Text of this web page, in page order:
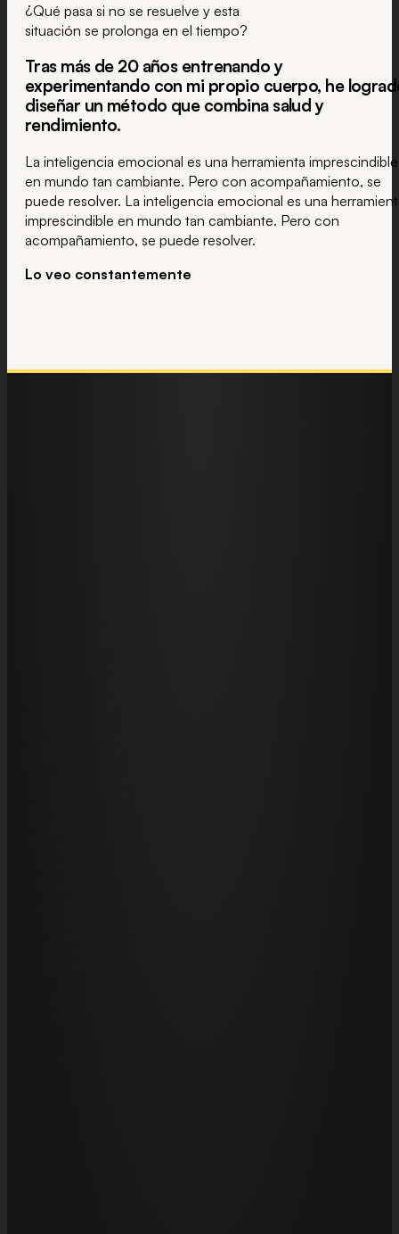
¿Qué pasa si no se resuelve y esta
situación se prolonga en el tiempo?
Tras más de 20 años entrenando y
experimentando con mi propio cuerpo, he
diseñar un método que combina salud y
rendimiento.
La inteligencia emocional es una herramienta imprescindible
en mundo tan cambiante. Pero con acompañamiento, se
puede resolver. La inteligencia emocional es una
imprescindible en mundo tan cambiante. Pero con
acompañamiento, se puede resolver.
Lo veo constantemente